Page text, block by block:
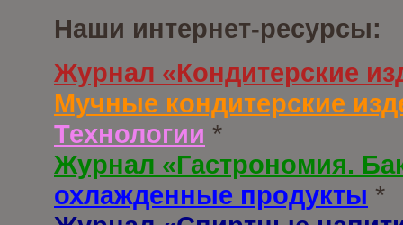
Наши интернет-ресурсы:
Журнал «Кондитерские
Мучные кондитерские
Технологии *
Журнал «Гастрономия.
охлажденные продукты *